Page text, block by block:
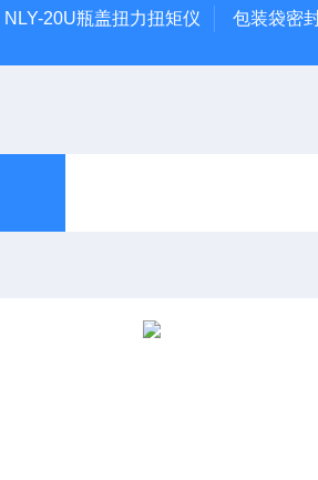
NLY-20U瓶盖扭力扭矩仪 包装袋密